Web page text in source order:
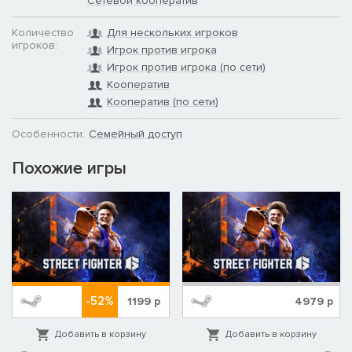
Почему вам понравится Liar's Bar:
Захватывающий многопользовательский онлайн-опыт
Увлекательные барные игры, основанные на лжи и
Уникальные персонажи с интересными историями
Регулярные обновления с новыми играми и персонажами
Погружающая симуляция бара
Встречайте Персонажей
Выберите одного из уникальных и мрачных персонажей
историю:
Количество
игроков:
Для нескольких игроков
Игрок против игрока
Игрок против игрока (по сети)
Кооператив
Кооператив (по сети)
Особенности: Семейный доступ
Похожие игры
-52% 1199р
Добавить в корзину
4979 р
Добавить в корзину